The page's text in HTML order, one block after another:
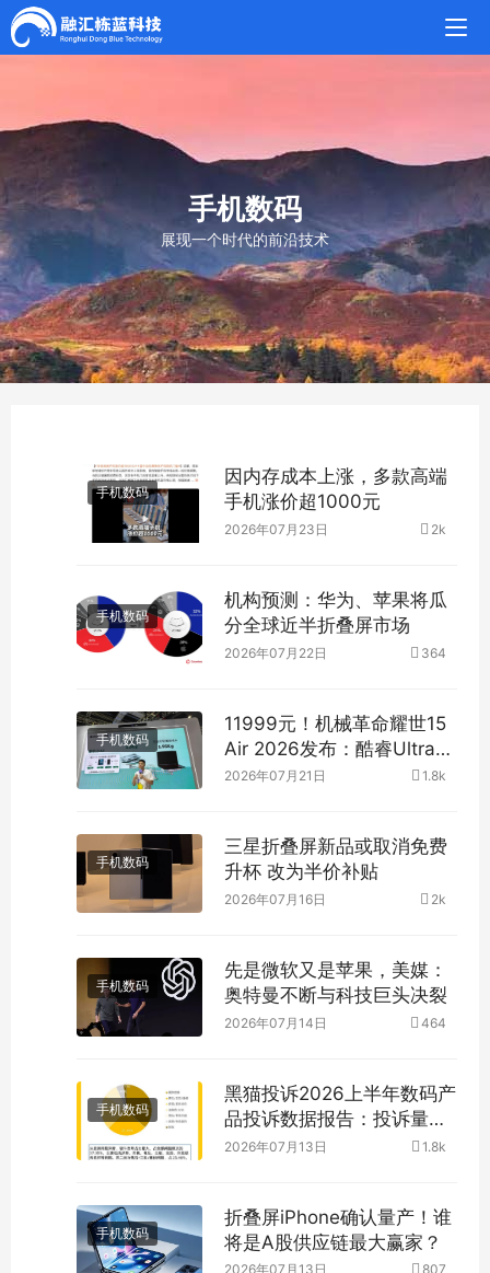
手机数码
展现一个时代的前沿技术
手机数码
因内存成本上涨，多款高端
手机涨价超1000元
2026年07月23日 2k
手机数码
机构预测：华为、苹果将瓜
分全球近半折叠屏市场
2026年07月22日 364
手机数码
11999元！机械革命耀世15
Air 2026发布：酷睿Ultra
300+RTX 5060
2026年07月21日 1.8k
手机数码
三星折叠屏新品或取消免费
升杯 改为半价补贴
2026年07月16日 2k
手机数码
先是微软又是苹果，美媒：
奥特曼不断与科技巨头决裂
2026年07月14日 464
手机数码
黑猫投诉2026上半年数码产
品投诉数据报告：投诉量近
4万件
2026年07月13日 1.8k
手机数码
折叠屏iPhone确认量产！谁
将是A股供应链最大赢家？
2026年07月13日 807